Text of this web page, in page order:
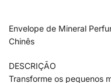
Envelope de Mineral
Chinês
DESCRIÇÃO
Transforme os pequenos